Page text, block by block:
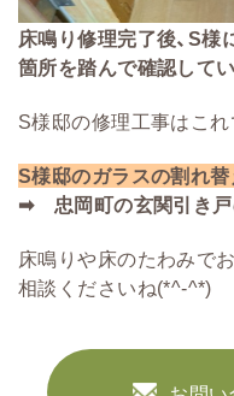
床鳴り修理完了後、S
箇所を踏んで確認して
S様邸の修理工事はこれ
S様邸のガラスの割れ
➡ 忠岡町の玄関引き
床鳴りや床のたわみで
相談くださいね(*^-^*)